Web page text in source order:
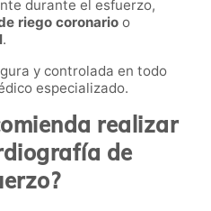
durante el esfuerzo,
riego coronario o
.
y controlada en todo
especializado.
realizar
de